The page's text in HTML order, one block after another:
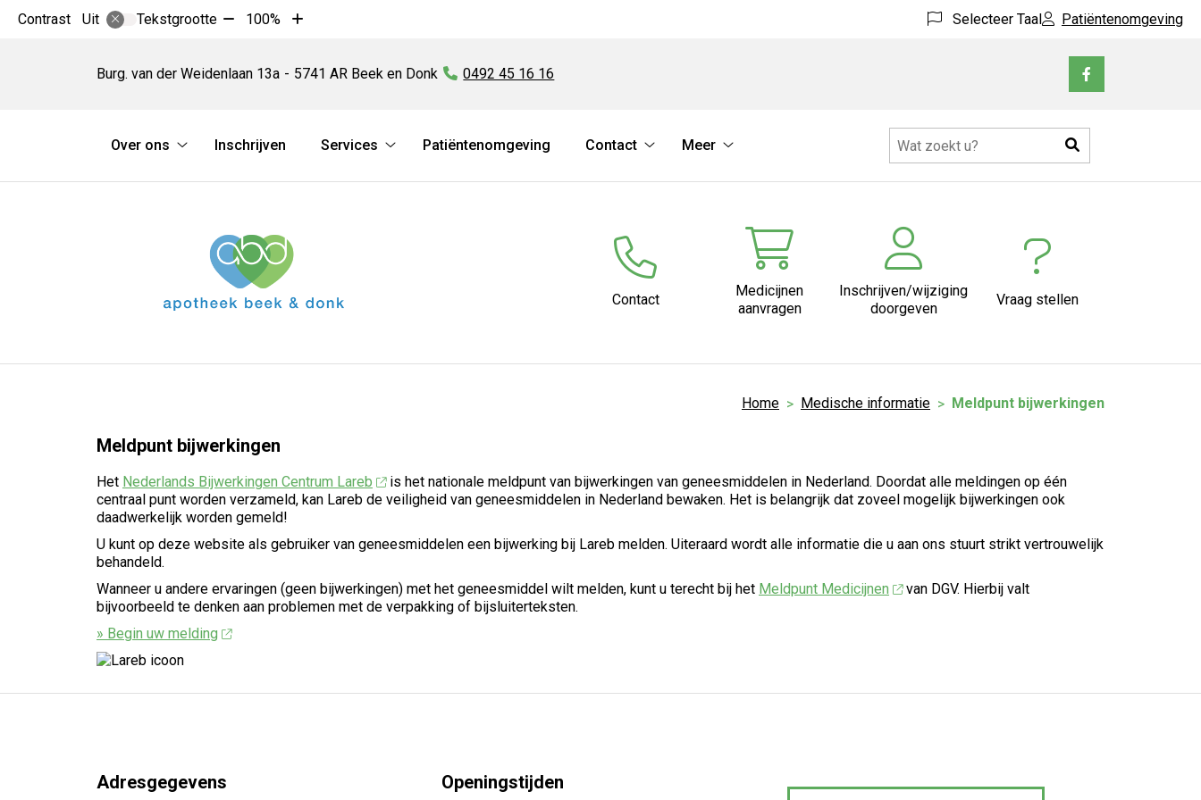
Contrast Uit Tekstgrootte Tekst
10%
100%
Tekst
10%
Selecteer Taal Patiëntenomgeving
Burg. van der Weidenlaan 13a 5741 AR Beek en Donk Tel:
0492 45 16 16
Bezoek
facebook
Hoofdmenu
Over ons
ons
Inschrijven
Services
submenu
Patiëntenomgeving
Contact
submenu
Meer
submenu
Zoeken
Contact
Medicijnen
aanvragen
Inschrijven/wijziging
doorgeven
Vraag stellen
Home Medische informatie Meldpunt bijwerkingen
Meldpunt bijwerkingen
Het Nederlands Bijwerkingen Centrum Lareb
is het nationale meldpunt van bijwerkingen van geneesmiddelen in Nederland. Doordat alle meldingen op één
centraal punt worden verzameld, kan Lareb de veiligheid van geneesmiddelen in Nederland bewaken. Het is belangrijk dat zoveel mogelijk bijwerkingen ook
daadwerkelijk worden gemeld!
U kunt op deze website als gebruiker van geneesmiddelen een bijwerking bij Lareb melden. Uiteraard wordt alle informatie die u aan ons stuurt strikt vertrouwelijk
behandeld.
Wanneer u andere ervaringen (geen bijwerkingen) met het geneesmiddel wilt melden, kunt u terecht bij het Meldpunt Medicijnen
van DGV. Hierbij valt
bijvoorbeeld te denken aan problemen met de verpakking of bijsluiterteksten.
» Begin uw melding
Adresgegevens Openingstijden